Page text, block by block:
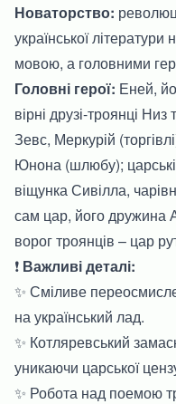
Новаторство:
української
мовою, а головними
Головні герої: Еней,
вірні друзі-троянці
Зевс, Меркурій
Юнона (шлюбу);
віщунка Сивілла,
сам цар, його дружина
ворог троянців – цар
❗ Важливі деталі:
✨ Сміливе
на український лад.
✨ Котляревський
уникаючи царської
✨ Робота над поемою